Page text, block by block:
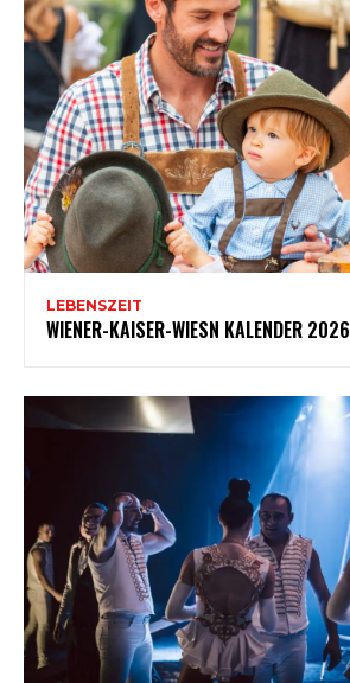
LEBENSZEIT
WIENER-KAISER-WIESN KALENDER 2026